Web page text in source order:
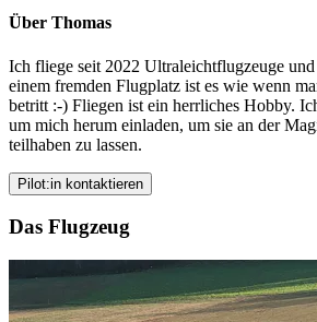
Über Thomas
Ich fliege seit 2022 Ultraleichtflugzeuge
einem fremden Flugplatz ist es wie wenn
betritt :-) Fliegen ist ein herrliches Hobby.
um mich herum einladen, um sie an der
teilhaben zu lassen.
Pilot:in kontaktieren
Das Flugzeug